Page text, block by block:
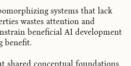
systems that lack
wastes attention and
beneficial AI development
benefit.
shared conceptual foundations,